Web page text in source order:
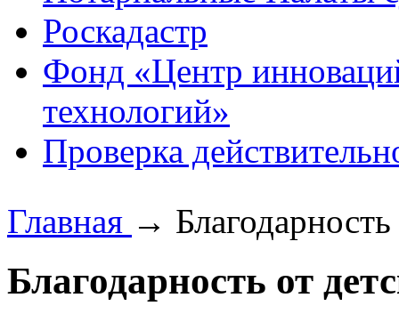
Роскадастр
Фонд «Центр
технологий»
Проверка
Главная →
Благодарность от